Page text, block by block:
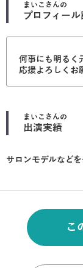
まいこ さんの
プロフィール
何事にも明るく
応援よろしくお
まいこ さんの
出演実績
サロンモデルなどを
こ